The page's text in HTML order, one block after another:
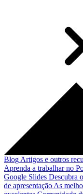
Blog Artigos e outros
Aprenda a trabalhar no
Google Slides Descubra
de apresentação As